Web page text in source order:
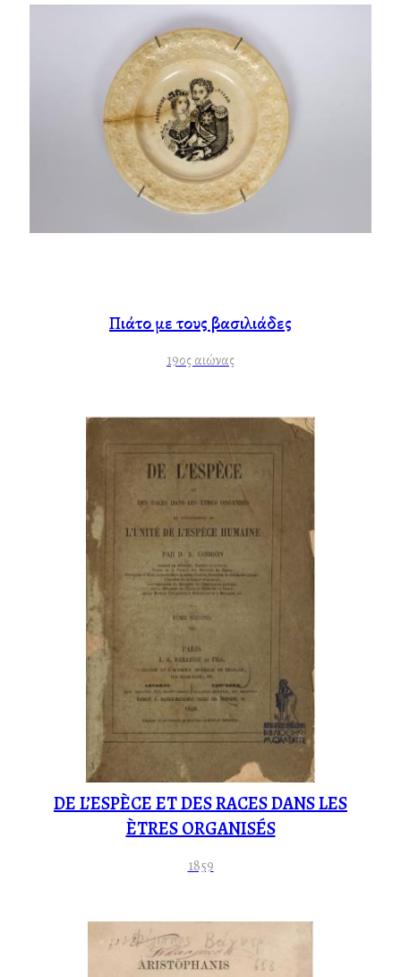
Πιάτο με τους βασιλιάδες
19ος αιώνας
DE L’ESPÈCE ET DES RACES DANS LES
ÈTRES ORGANISÉS
1859